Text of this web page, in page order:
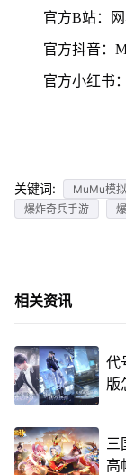
官方B站：
官方抖音：
官方小红书
关键词: MuMu模
爆炸奇兵手游
相关资讯
代
版
三
高